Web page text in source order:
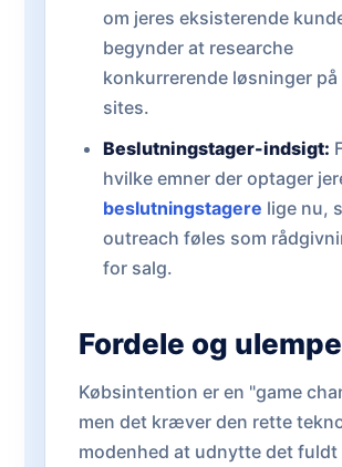
om jeres eksisterende
begynder at researche
konkurrerende løsninger
sites.
Beslutningstager-indsigt:
hvilke emner der optager
beslutningstagere lige nu,
outreach føles som
for salg.
Fordele og
Købsintention er en "game
men det kræver den rette
modenhed at udnytte det fuldt